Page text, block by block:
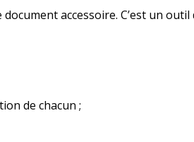
accessoire. C’est un
de chacun ;